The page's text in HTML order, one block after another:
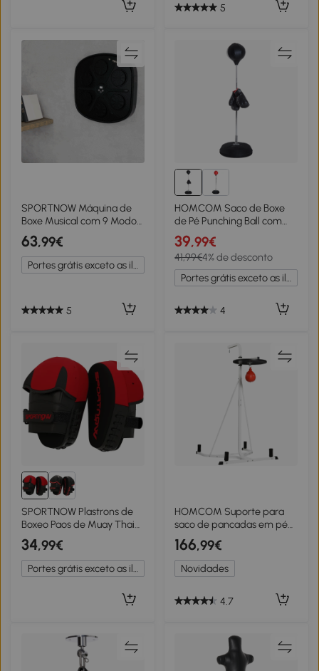
5
SPORTNOW Máquina de
Boxe Musical com 9 Modos
de Velocidade Luvas e
Conexão Bluetooth Luzes
LED 41,8x44,6x7,5 cm Preto
63,99€
Portes grátis exceto as ilhas
5
HOMCOM Saco de Boxe
de Pé Punching Ball com
Altura Ajustável em 4 Níveis
126-144 cm Base
Preenchível e Luvas de
Boxe para Adultos e
Adolescentes Preto
39,99€
41,99€4% de desconto
Portes grátis exceto as ilhas
4
SPORTNOW Plastrons de
Boxeo Paos de Muay Thai
MMA para Treino de Boxeo
Boxing Karate Taekwondo
Artes Marciais 24x19x4 cm
Vermelho
34,99€
Portes grátis exceto as ilhas
HOMCOM Suporte para
saco de pancadas em pé
autoportante 2 em 1 com
pera de velocidade 156 x
115 x 224 cm branco
166,99€
Novidades
4.7